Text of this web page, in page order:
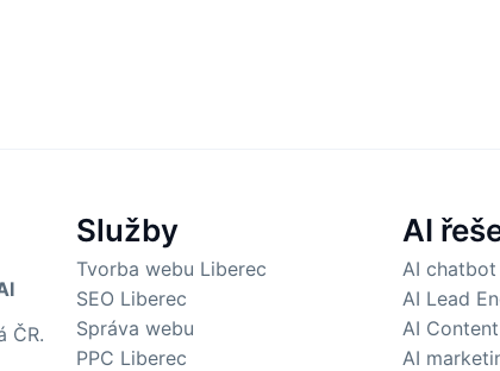
ČR.
Služby
Tvorba webu Liberec
SEO Liberec
Správa webu
PPC Liberec
AI
AI
AI Lead
AI
AI